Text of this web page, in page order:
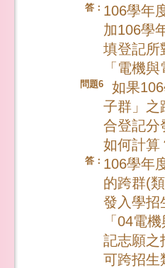
答： 106學年
加106學
填登記所
「電機
問題6如果106
子群」之
合登記分
如何計算
答： 106學年
的跨群(
發入學招
「04電
記志願之
可跨招生